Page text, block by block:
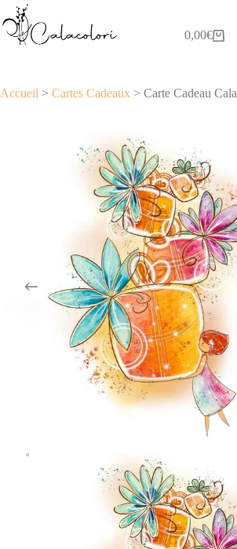
Passer
au
contenu
Panier
0,00€
Accueil > Cartes Cadeaux > Carte Cadeau